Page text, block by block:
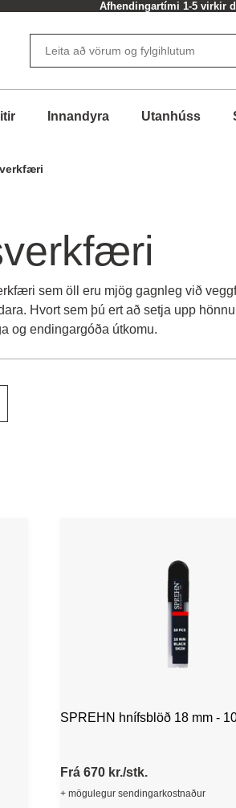
Afhendingartími 1-5 virkir
Innandyra Utanhúss
sem öll eru mjög gagnleg við
Hvort sem þú ert að setja upp
og endingargóða útkomu.
SPREHN hnífsblöð 18 mm -
Frá 670 kr./stk.
+ mögulegur sendingarkostnaður